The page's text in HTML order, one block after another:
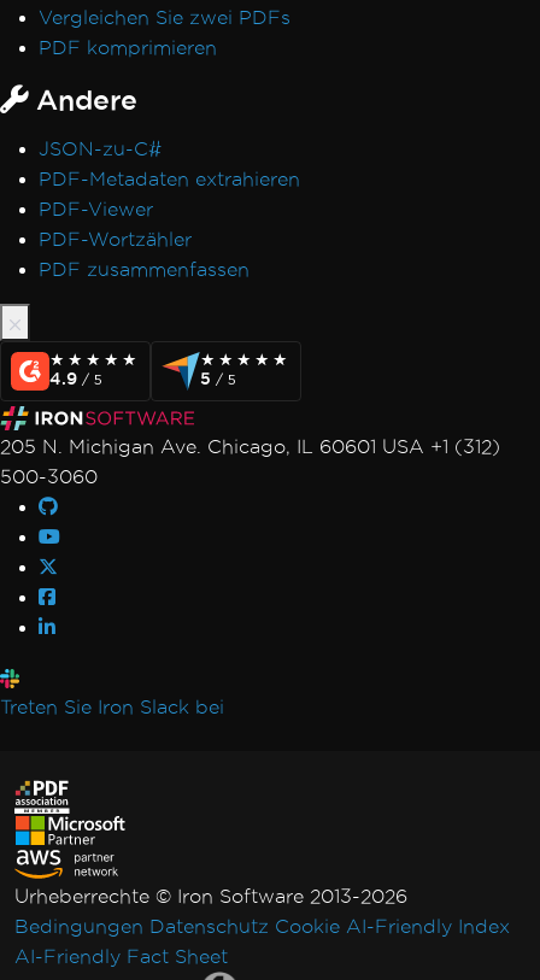
Vergleichen Sie zwei PDFs
PDF komprimieren
Andere
JSON-zu-C#
PDF-Metadaten extrahieren
PDF-Viewer
PDF-Wortzähler
PDF zusammenfassen
★★★★★
★★★★★
4.9 / 5
★★★★★
★★★★★
5 / 5
205 N. Michigan Ave. Chicago, IL 60601 USA +1 (312)
500-3060
Treten Sie Iron Slack bei
Urheberrechte © Iron Software 2013-2026
Bedingungen Datenschutz Cookie AI-Friendly Index
AI-Friendly Fact Sheet